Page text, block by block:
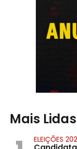
Mais Lidas
ELEIÇÕES